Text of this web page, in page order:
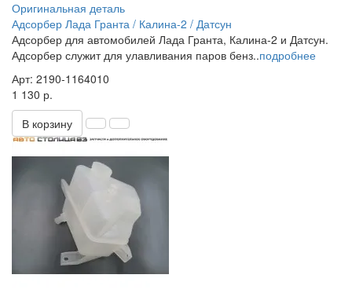
Оригинальная деталь
Адсорбер Лада Гранта / Калина-2 / Датсун
Адсорбер для автомобилей Лада Гранта, Калина-2 и Датсун.
Адсорбер служит для улавливания паров бенз..подробнее
Арт: 2190-1164010
1 130 р.
В корзину